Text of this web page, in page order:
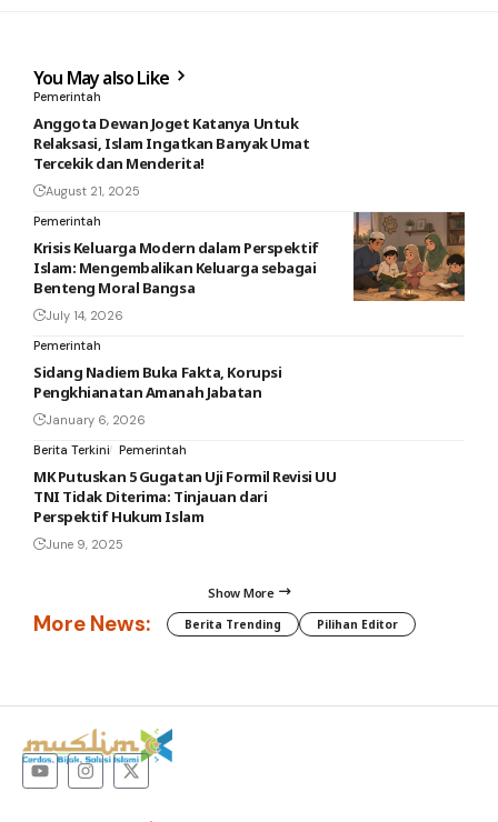
You May also Like
Pemerintah
Anggota Dewan Joget Katanya Untuk
Relaksasi, Islam Ingatkan Banyak Umat
Tercekik dan Menderita!
August 21, 2025
Pemerintah
Krisis Keluarga Modern dalam Perspektif
Islam: Mengembalikan Keluarga sebagai
Benteng Moral Bangsa
July 14, 2026
Pemerintah
Sidang Nadiem Buka Fakta, Korupsi
Pengkhianatan Amanah Jabatan
January 6, 2026
Berita Terkini Pemerintah
MK Putuskan 5 Gugatan Uji Formil Revisi UU
TNI Tidak Diterima: Tinjauan dari
Perspektif Hukum Islam
June 9, 2025
Show More
More News: Berita Trending Pilihan Editor